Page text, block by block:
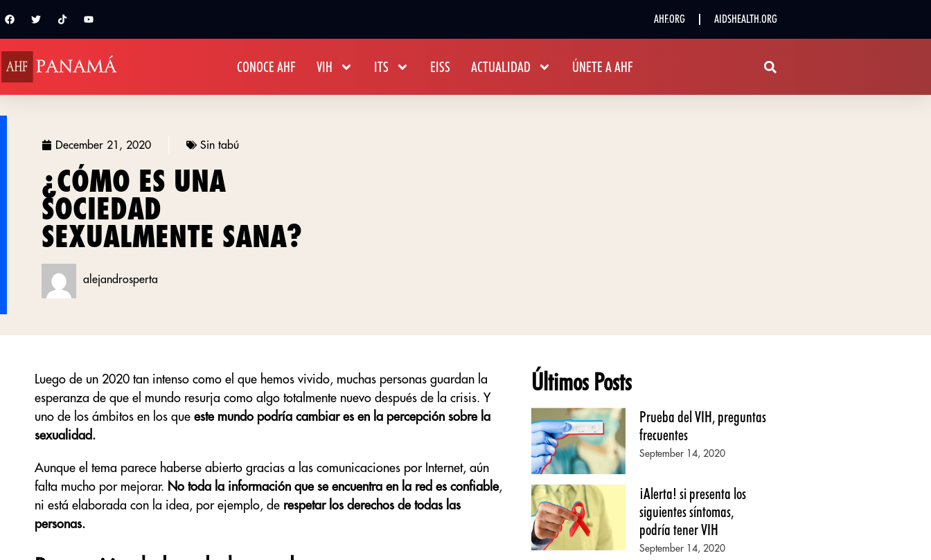
AHF.ORG AIDSHEALTH.ORG
CONOCE AHF VIH ITS EISS ACTUALIDAD ÚNETE A AHF
December 21, 2020 Sin tabú
¿CÓMO ES UNA
SOCIEDAD
SEXUALMENTE SANA?
alejandrosperta
Luego de un 2020 tan intenso como el que hemos vivido, muchas personas guardan la
esperanza de que el mundo resurja como algo totalmente nuevo después de la crisis. Y
uno de los ámbitos en los que este mundo podría cambiar es en la percepción sobre la
sexualidad.
Aunque el tema parece haberse abierto gracias a las comunicaciones por Internet, aún
falta mucho por mejorar. No toda la información que se encuentra en la red es confiable,
ni está elaborada con la idea, por ejemplo, de respetar los derechos de todas las
personas.
Últimos Posts
Prueba del VIH, preguntas
frecuentes
September 14, 2020
¡Alerta! si presenta los
siguientes síntomas,
podría tener VIH
September 14, 2020